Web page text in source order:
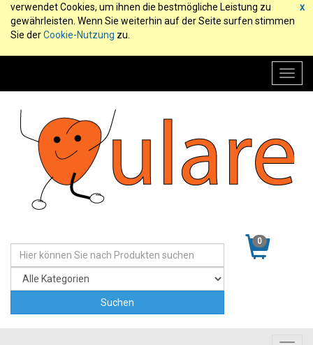
x
verwendet Cookies, um ihnen die bestmögliche Leistung zu
gewährleisten. Wenn Sie weiterhin auf der Seite surfen stimmen
Sie derCookie-Nutzung zu.
0